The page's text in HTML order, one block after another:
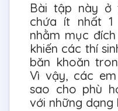
Bài tập này ở
chứa ít nhất
nhằm mục
khiến các thí
băn khoăn
Vì vậy, các
sao cho phù
với những dạng